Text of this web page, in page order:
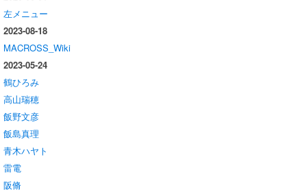
左メニュー
2023-08-18
MACROSS_Wiki
2023-05-24
鶴ひろみ
高山瑞穂
飯野文彦
飯島真理
青木ハヤト
雷電
阪脩